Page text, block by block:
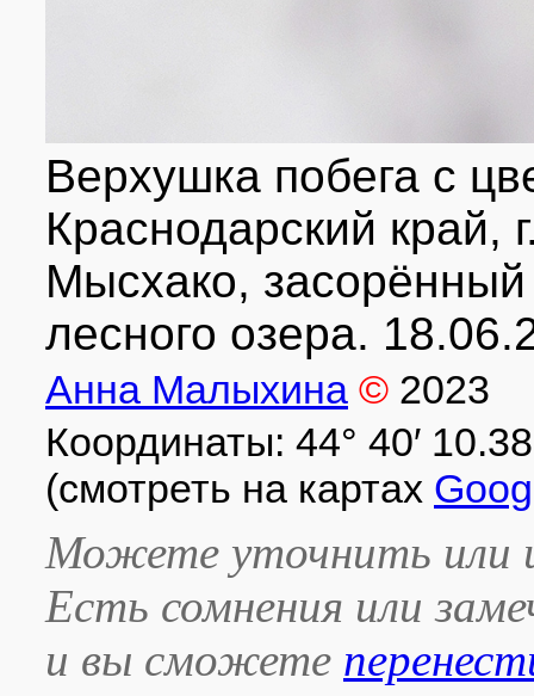
Верхушка побега с
Краснодарский край,
Мысхако,
лесного озера.
Анна Малыхина © 2023
Координаты: 44° 40′
(смотреть на картах
Можете уточнить или
Есть сомнения или
и вы сможете